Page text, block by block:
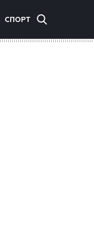
СПОРТ